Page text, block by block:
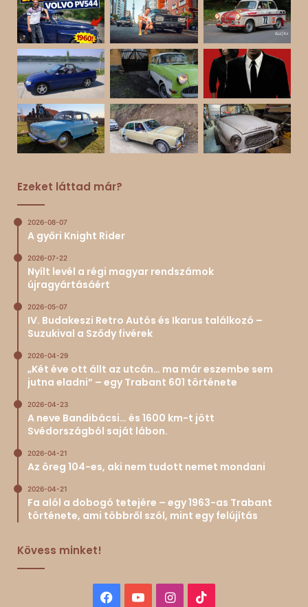
Ezeket láttad már?
2026-08-07
A győri Knight Rider
2026-07-22
Nyílt levél a régi magyar rendszámok
újragyártásáért
2026-05-07
IV. Budakeszi Retro Autós és Ikarus találkozó –
Suzukival a Sződy fivérek
2026-04-29
„Két éve ott állt az utcán… ma már eszembe sem
jutna eladni” – egy Trabant 601 története
2026-04-23
A neve Bandibácsi… és 1600 km-t jött
Svédországból saját lábon.
2026-04-21
Az öreg 104-es, aki nem tudott nemet mondani
2026-04-21
Fa alól a dobogó tetejére – egy 1963-as Trabant
története, ami többről szól, mint egy felújítás
Kövess minket!
Facebook
YouTubeInstagram